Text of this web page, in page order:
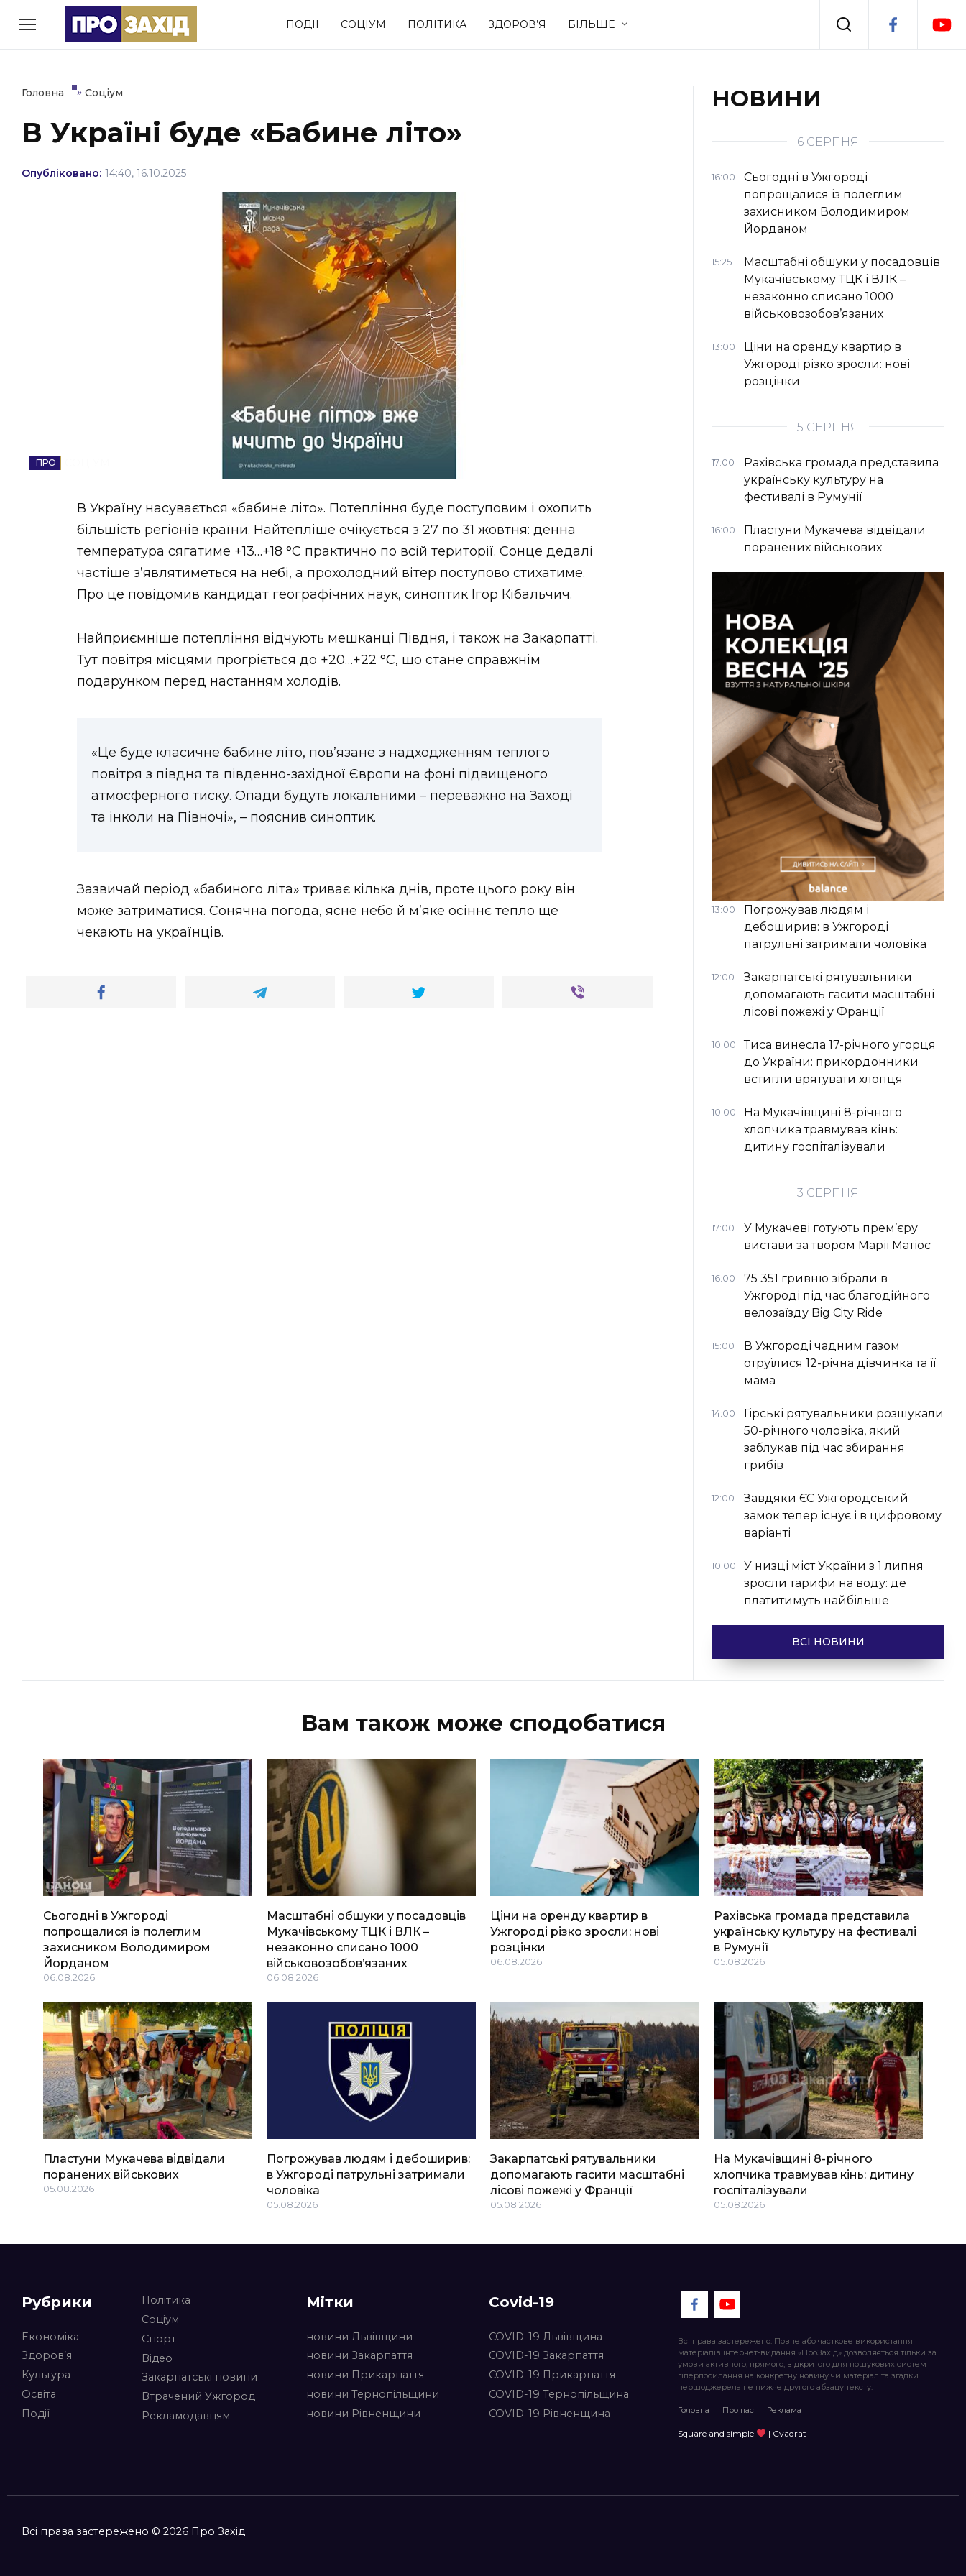
ПОДІЇ СОЦІУМ ПОЛІТИКА ЗДОРОВ’Я БІЛЬШЕ
РУБРИКИ
Економіка Події
Політика Соціум Спорт
(відеоверсія)
ЗАКАРПАТСЬКІ НОВИНИ
НОВИНИ ЗАХІДНОЇ УКРАЇНИ
Головна » Соціум
В Україні буде «Бабине літо»
Опубліковано: 14:40, 16.10.2025
В Україну насувається «бабине літо». Потепління буде поступовим і охопить
більшість регіонів країни. Найтепліше очікується з 27 по 31 жовтня: денна
температура сягатиме +13…+18 °C практично по всій території. Сонце дедалі
частіше з’являтиметься на небі, а прохолодний вітер поступово стихатиме.
Про це повідомив кандидат географічних наук, синоптик Ігор Кібальчич.
Найприємніше потепління відчують мешканці Півдня, і також на Закарпатті.
Тут повітря місцями прогріється до +20…+22 °C, що стане справжнім
подарунком перед настанням холодів.
«Це буде класичне бабине літо, пов’язане з надходженням теплого
повітря з півдня та південно-західної Європи на фоні підвищеного
атмосферного тиску. Опади будуть локальними – переважно на Заході
та інколи на Півночі», – пояснив синоптик.
Зазвичай період «бабиного літа» триває кілька днів, проте цього року він
може затриматися. Сонячна погода, ясне небо й м’яке осіннє тепло ще
чекають на українців.
НОВИНИ
6 СЕРПНЯ
16:00
Сьогодні в Ужгороді
попрощалися із полеглим
захисником Володимиром
Йорданом
15:25
Масштабні обшуки у посадовців
Мукачівському ТЦК і ВЛК –
незаконно списано 1000
військовозобов’язаних
13:00
Ціни на оренду квартир в
Ужгороді різко зросли: нові
розцінки
5 СЕРПНЯ
17:00
Рахівська громада представила
українську культуру на
фестивалі в Румунії
16:00
Пластуни Мукачева відвідали
поранених військових
13:00
Погрожував людям і
дебоширив: в Ужгороді
патрульні затримали чоловіка
12:00
Закарпатські рятувальники
допомагають гасити масштабні
лісові пожежі у Франції
10:00
Тиса винесла 17-річного угорця
до України: прикордонники
встигли врятувати хлопця
10:00
На Мукачівщині 8-річного
хлопчика травмував кінь:
дитину госпіталізували
3 СЕРПНЯ
17:00
У Мукачеві готують прем’єру
вистави за твором Марії Матіос
16:00
75 351 гривню зібрали в
Ужгороді під час благодійного
велозаїзду Big Сity Ride
15:00
В Ужгороді чадним газом
отруїлися 12-річна дівчинка та її
мама
14:00
Гірські рятувальники розшукали
50-річного чоловіка, який
заблукав під час збирання
грибів
12:00
Завдяки ЄС Ужгородський
замок тепер існує і в цифровому
варіанті
10:00
У низці міст України з 1 липня
зросли тарифи на воду: де
платитимуть найбільше
ВСІ НОВИНИ
Вам також може сподобатися
Сьогодні в Ужгороді
попрощалися із полеглим
захисником Володимиром
Йорданом
06.08.2026
Масштабні обшуки у посадовців
Мукачівському ТЦК і ВЛК –
незаконно списано 1000
військовозобов’язаних
06.08.2026
Ціни на оренду квартир в
Ужгороді різко зросли: нові
розцінки
06.08.2026
Рахівська громада представила
українську культуру на фестивалі
в Румунії
05.08.2026
Пластуни Мукачева відвідали
поранених військових
05.08.2026
Погрожував людям і дебоширив:
в Ужгороді патрульні затримали
чоловіка
05.08.2026
Закарпатські рятувальники
допомагають гасити масштабні
лісові пожежі у Франції
05.08.2026
На Мукачівщині 8-річного
хлопчика травмував кінь: дитину
госпіталізували
05.08.2026
Рубрики
Економіка
Здоров’я
Культура
Освіта
Події
Політика
Соціум
Спорт
Відео
Закарпатські новини
Втрачений Ужгород
Рекламодавцям
Мітки
новини Львівщини
новини Закарпаття
новини Прикарпаття
новини Тернопільщини
новини Рівненщини
Covid-19
COVID-19 Львівщина
COVID-19 Закарпаття
COVID-19 Прикарпаття
COVID-19 Тернопільщина
COVID-19 Рівненщина
Всі права застережено. Повне або часткове використання
матеріалів інтернет-видання «ПроЗахід» дозволяється тільки за
умови активного, прямого, відкритого для пошукових систем
гіперпосилання на конкретну новину чи матеріал та згадки
першоджерела не нижче другого абзацу тексту.
Головна Про нас Реклама
Square and simple | Cvadrat
Всі права застережено © 2026 Про Захід